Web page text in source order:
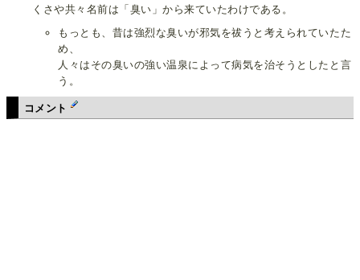
くさや共々名前は「臭い」から来ていたわけである。
もっとも、昔は強烈な臭いが邪気を祓うと考えられていたた
め、
人々はその臭いの強い温泉によって病気を治そうとしたと言
う。
コメント